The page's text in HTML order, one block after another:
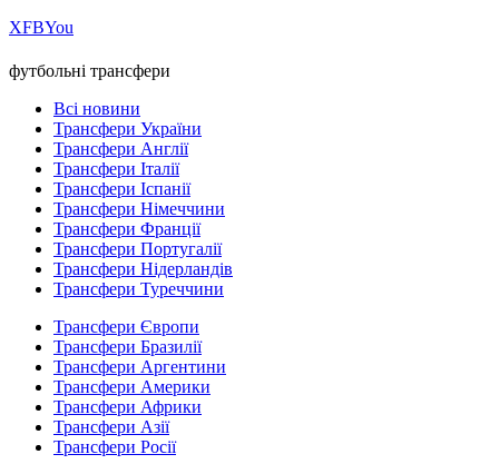
ХFBYou
футбольні трансфери
Всі новини
Трансфери України
Трансфери Англії
Трансфери Італії
Трансфери Іспанії
Трансфери Німеччини
Трансфери Франції
Трансфери Португалії
Трансфери Нідерландів
Трансфери Туреччини
Трансфери Європи
Трансфери Бразилії
Трансфери Аргентини
Трансфери Америки
Трансфери Африки
Трансфери Азії
Трансфери Росії